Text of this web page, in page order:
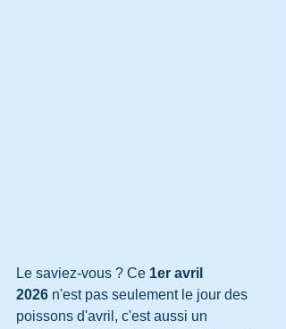
Le saviez-vous ? Ce 1er avril
2026 n'est pas seulement le jour des
poissons d'avril, c'est aussi un